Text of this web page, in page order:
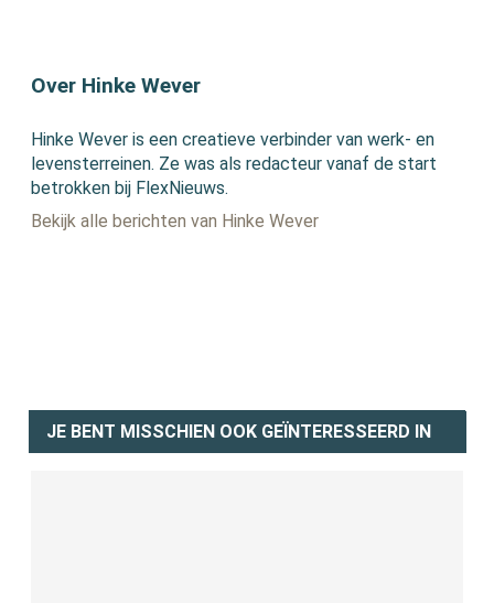
Over Hinke Wever
Hinke Wever is een creatieve verbinder van werk- en
levensterreinen. Ze was als redacteur vanaf de start
betrokken bij FlexNieuws.
Bekijk alle berichten van Hinke Wever
JE BENT MISSCHIEN OOK GEÏNTERESSEERD IN